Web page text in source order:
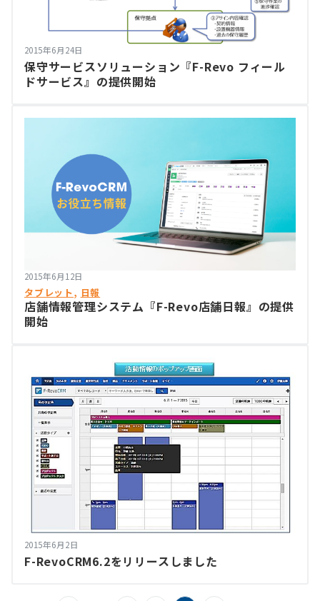
2015年6月24日
保守サービスソリューション『F-Revo フィール
ドサービス』の提供開始
2015年6月12日
タブレット, 日報
店舗情報管理システム『F-Revo店舗日報』の提供
開始
2015年6月2日
F-RevoCRM6.2をリリースしました